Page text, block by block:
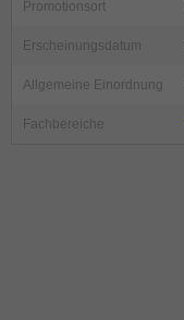
Promotionsort
Erscheinungsdatum
Allgemeine Einordnung
Fachbereiche